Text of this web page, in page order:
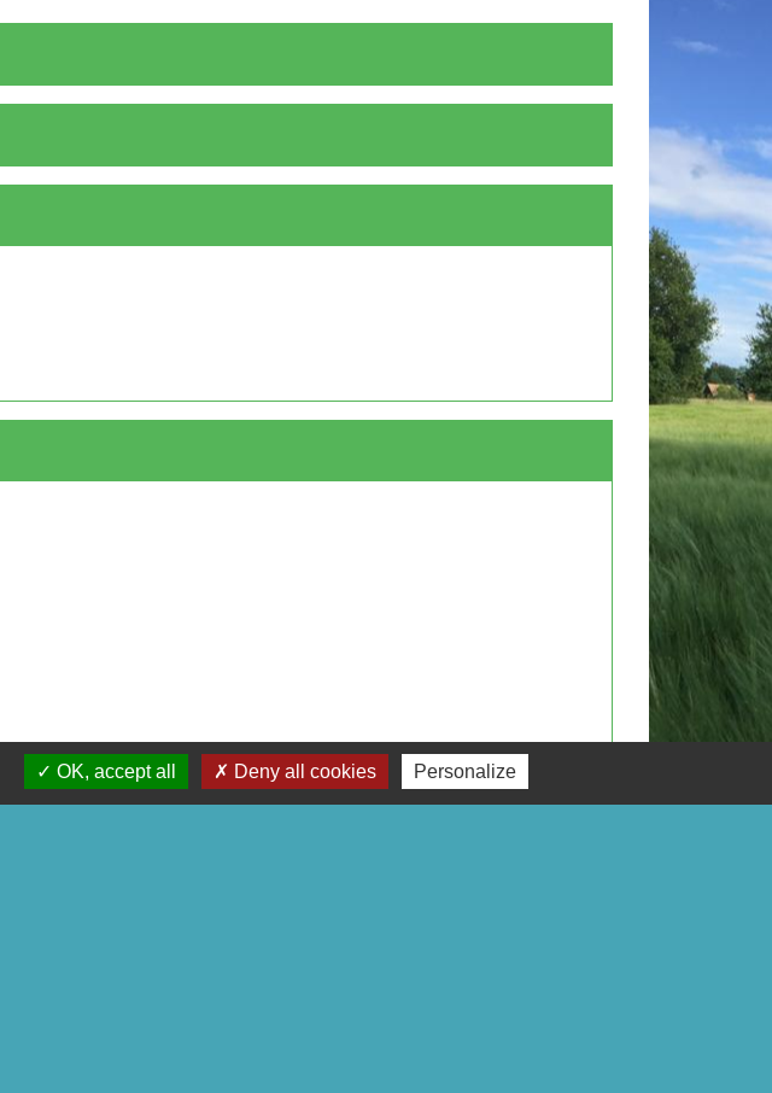
OK, accept all Deny all cookies Personalize